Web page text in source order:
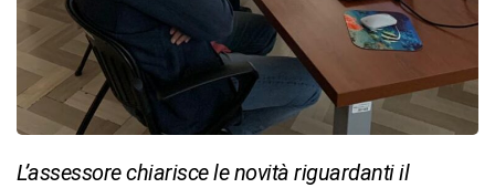
L’assessore chiarisce le novità riguardanti il